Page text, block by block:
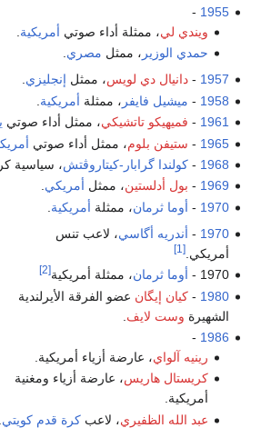
، ممثلة أداء صوتي أمريكية.
، ممثلمصري.
دي لويس، ممثلإنجليزي.
فايفر، ممثلةأمريكية.
تاتشيكي، ممثل أداء صوتي ياباني.
بلوم ، ممثل أداء صوتيأمريكي.
گرابار-كيتاروڤتش، سياسية كرواتيةورئيس كرواتيا
، ممثل أمريكي.
ثرمان، ممثلةأمريكية .
أندريه
أگاسي
أگاسي، لاعب تنس
ثرمان، ممثلة أمريكية
إيگانعضو الفرقة الأيرلندية
.
، عارضة أزياء أمريكية.
، عارضة أزياء ومغنية
، لاعبكرة قدم كويتي.